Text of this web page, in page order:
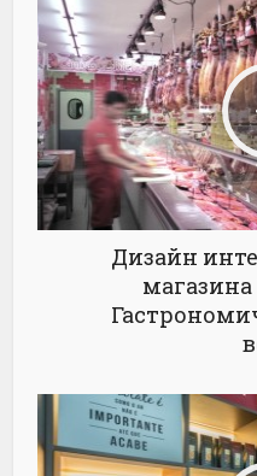
Дизайн
магазина